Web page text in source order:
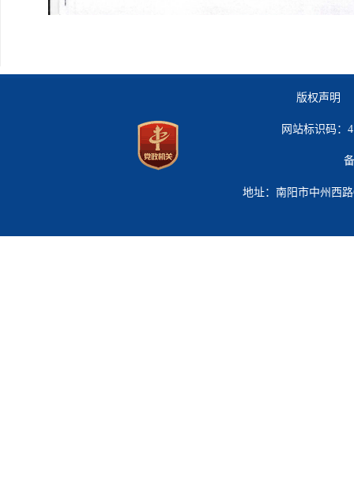
版权声明
网站标识码
地址：南阳市中州西